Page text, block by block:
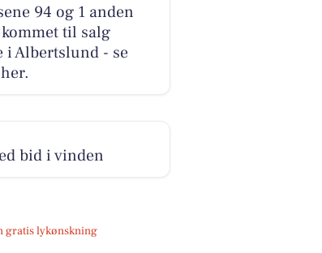
94 og 1 anden
til salg
i Albertslund - se
bid i vinden
gratis lykønskning